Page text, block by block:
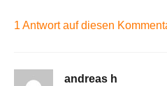
1 Antwort auf diesen
andreas h